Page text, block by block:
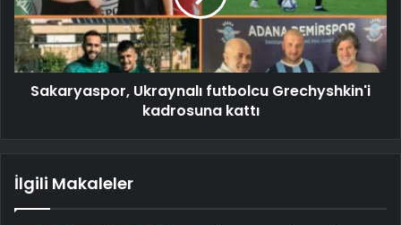
Sakaryaspor, Ukraynalı futbolcu Grechyshkin'i
kadrosuna kattı
İlgili Makaleler